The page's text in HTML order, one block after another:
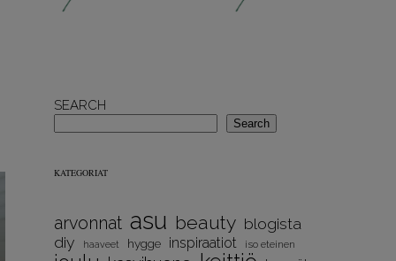
SEARCH
Search
KATEGORIAT
arvonnat asu beauty blogista
diy haaveet hygge inspiraatiot iso eteinen